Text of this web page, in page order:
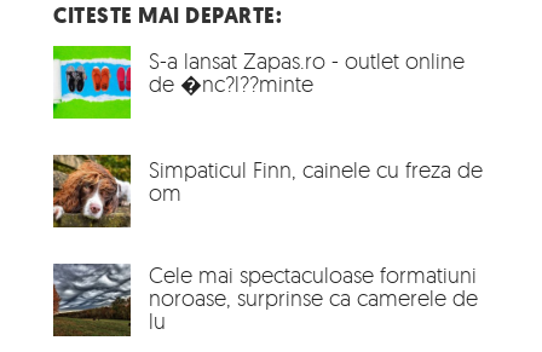
CITESTE MAI DEPARTE:
S-a lansat Zapas.ro - outlet online
de �nc?l??minte
Simpaticul Finn, cainele cu freza de
om
Cele mai spectaculoase formatiuni
noroase, surprinse ca camerele de
lu